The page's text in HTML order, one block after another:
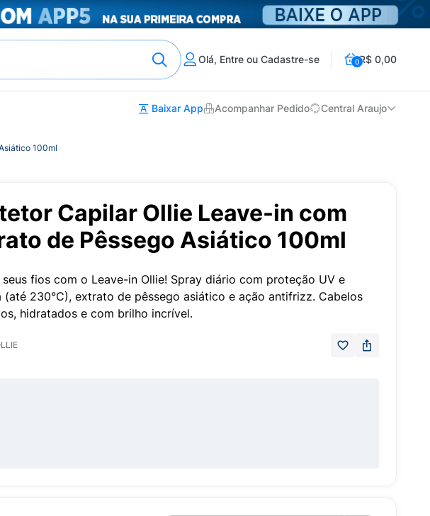
Olá, Entre ou Cadastre-se 0R$ 0,00
Baixar App Acompanhar Pedido Central Araujo
100ml
Capilar Ollie Leave-in com
de Pêssego Asiático 100ml
seus fios com o Leave-in Ollie! Spray diário com proteção UV e
(até 230°C), extrato de pêssego asiático e ação antifrizz. Cabelos
hidratados e com brilho incrível.